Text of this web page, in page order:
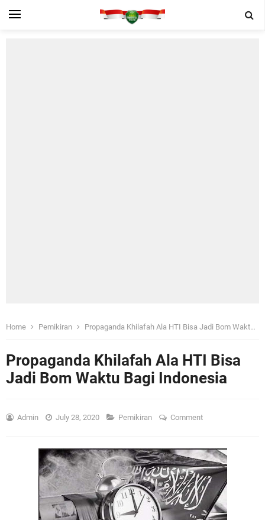
Home Pemikiran Propaganda Khilafah Ala HTI Bisa Jadi Bom Waktu Bagi Indonesia
Propaganda Khilafah Ala HTI Bisa
Jadi Bom Waktu Bagi Indonesia
Admin July 28, 2020 Pemikiran Comment